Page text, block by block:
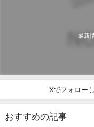
最新
Xでフォロー
おすすめの記事